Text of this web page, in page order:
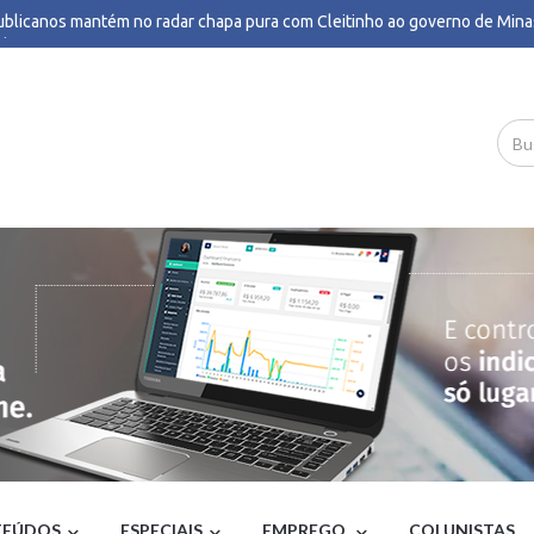
mantém no radar chapa pura com Cleitinho ao governo de
247
Flávio Roscoe ao governo de MG após saída de Cleitinho - Poder360
brasileiras perderam R$ 62,5 bilhões para bets em 2025, aponta
bomba no Brasil: quais estados serão afetados pelo fenômeno - CNN
da CPTM decidem encerrar greve nas linhas 11, 12 e 13;
nesta quarta - G1
Lima: Estilo dos Bolsonaro selou isolamento de Flávio e maior tempo
- UOL Notícias
hoje julgamento sobre proibição de jogos de azar; entenda -
e desaprovação de Lula: veja números da Quaest por renda, sexo,
e posicionamento político - G1
revogado expõe falência da política externa de Lula, diz deputado -
'alerta severo' da Defesa Civil, entenda se ciclone bomba pode atingir o
- G1